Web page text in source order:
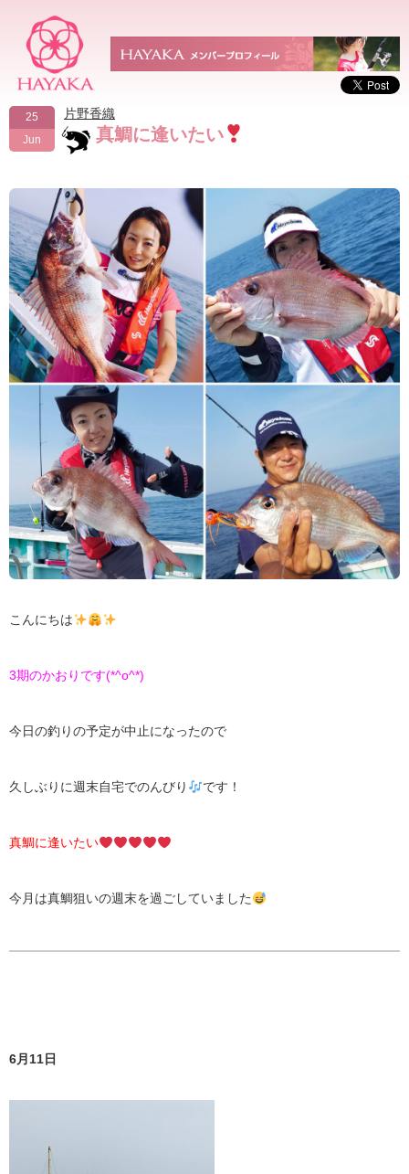
25
Jun
片野香織
真鯛に逢いたい
こんにちは
3期のかおりです(*^o^*)
今日の釣りの予定が中止になったので
久しぶりに週末自宅でのんびり です！
真鯛に逢いたい
今月は真鯛狙いの週末を過ごしていました
6月11日